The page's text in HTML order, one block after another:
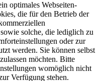
optimales Webseiten-
die für den Betrieb der
solche, die lediglich zu
oder zur
werden. Sie können selbst
möchten. Bitte
womöglich nicht
Verfügung stehen.